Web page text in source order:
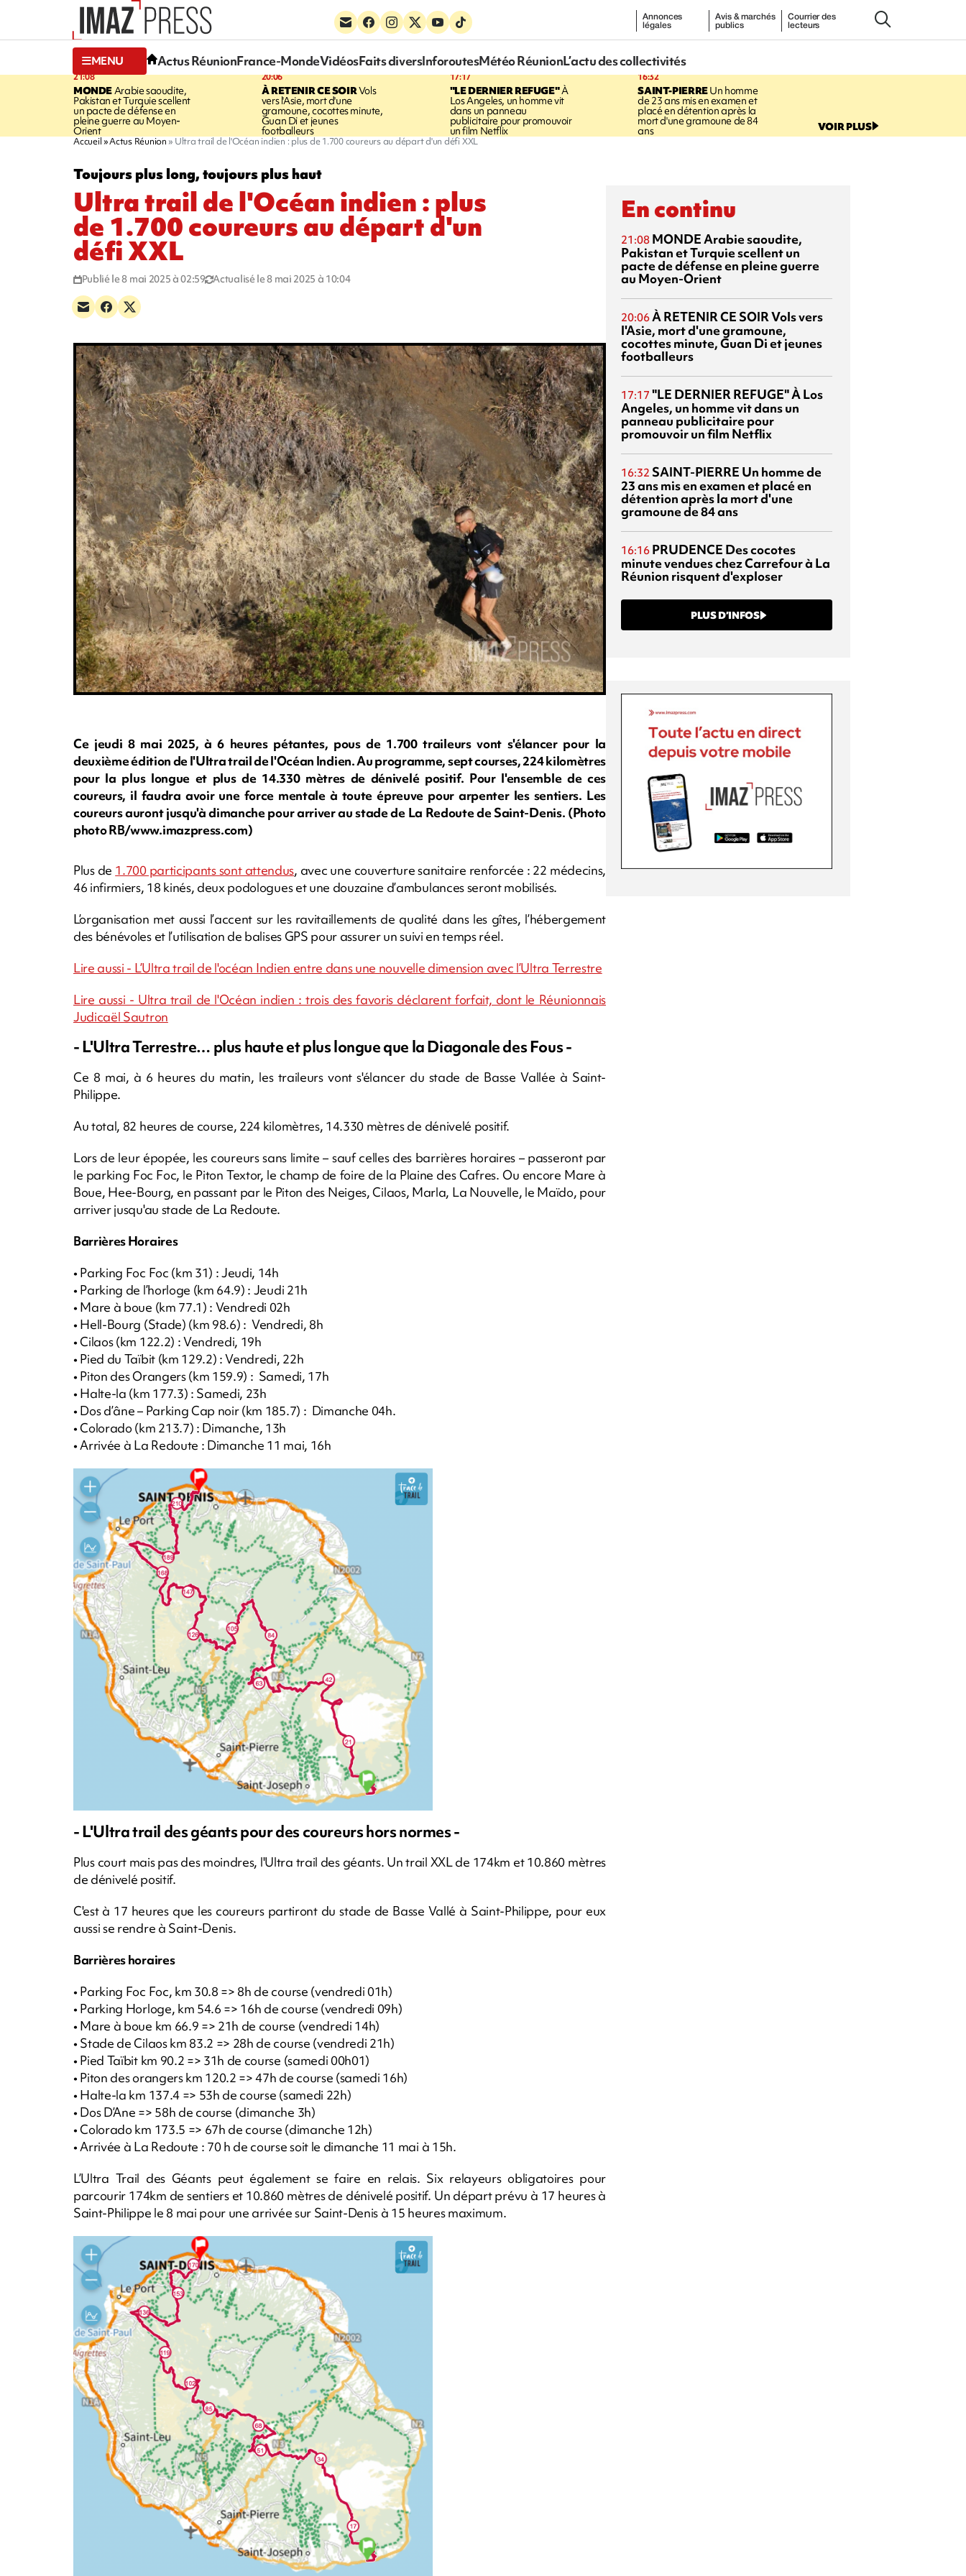
Annonces
légales
Avis & marchés
publics
Courrier des
lecteurs
MENU Actus RéunionFrance-MondeVidéosFaits diversInforoutesMétéo RéunionL’actu des collectivités
21:08
MONDE Arabie saoudite,
Pakistan et Turquie scellent
un pacte de défense en
pleine guerre au Moyen-
Orient
20:06
À RETENIR CE SOIRVols
vers l'Asie, mort d'une
gramoune, cocottes minute,
Guan Di et jeunes
footballeurs
17:17
"LE DERNIER REFUGE"À
Los Angeles, un homme vit
dans un panneau
publicitaire pour promouvoir
un film Netflix
16:32
SAINT-PIERREUn homme
de 23 ans mis en examen et
placé en détention après la
mort d'une gramoune de 84
ans VOIR PLUS
Accueil Actus Réunion Ultra trail de l'Océan indien : plus de 1.700 coureurs au départ d'un défi XXL
Toujours plus long, toujours plus haut
Ultra trail de l'Océan indien : plus
de 1.700 coureurs au départ d'un
défi XXL
Publié le 8 mai 2025 à 02:59 Actualisé le 8 mai 2025 à 10:04
Ce jeudi 8 mai 2025, à 6 heures pétantes, pous de 1.700 traileurs vont s'élancer pour la
deuxième édition de l'Ultra trail de l'Océan Indien. Au programme, sept courses, 224 kilomètres
pour la plus longue et plus de 14.330 mètres de dénivelé positif. Pour l'ensemble de ces
coureurs, il faudra avoir une force mentale à toute épreuve pour arpenter les sentiers. Les
coureurs auront jusqu'à dimanche pour arriver au stade de La Redoute de Saint-Denis. (Photo
photo RB/www.imazpress.com)
Plus de 1.700 participants sont attendus, avec une couverture sanitaire renforcée : 22 médecins,
46 infirmiers, 18 kinés, deux podologues et une douzaine d’ambulances seront mobilisés.
L’organisation met aussi l’accent sur les ravitaillements de qualité dans les gîtes, l’hébergement
des bénévoles et l’utilisation de balises GPS pour assurer un suivi en temps réel.
Lire aussi - L’Ultra trail de l'océan Indien entre dans une nouvelle dimension avec l’Ultra Terrestre
Lire aussi - Ultra trail de l'Océan indien : trois des favoris déclarent forfait, dont le Réunionnais
Judicaël Sautron
- L'Ultra Terrestre… plus haute et plus longue que la Diagonale des Fous -
Ce 8 mai, à 6 heures du matin, les traileurs vont s'élancer du stade de Basse Vallée à Saint-
Philippe.
Au total, 82 heures de course, 224 kilomètres, 14.330 mètres de dénivelé positif.
Lors de leur épopée, les coureurs sans limite – sauf celles des barrières horaires – passeront par
le parking Foc Foc, le Piton Textor, le champ de foire de la Plaine des Cafres. Ou encore Mare à
Boue, Hee-Bourg, en passant par le Piton des Neiges, Cilaos, Marla, La Nouvelle, le Maïdo, pour
arriver jusqu'au stade de La Redoute.
Barrières Horaires
• Parking Foc Foc (km 31) : Jeudi, 14h
• Parking de l’horloge (km 64.9) : Jeudi 21h
• Mare à boue (km 77.1) : Vendredi 02h
• Hell-Bourg (Stade) (km 98.6) : Vendredi, 8h
• Cilaos (km 122.2) : Vendredi, 19h
• Pied du Taïbit (km 129.2) : Vendredi, 22h
• Piton des Orangers (km 159.9) : Samedi, 17h
• Halte-la (km 177.3) : Samedi, 23h
• Dos d’âne – Parking Cap noir (km 185.7) : Dimanche 04h.
• Colorado (km 213.7) : Dimanche, 13h
• Arrivée à La Redoute : Dimanche 11 mai, 16h
- L'Ultra trail des géants pour des coureurs hors normes -
Plus court mais pas des moindres, l'Ultra trail des géants. Un trail XXL de 174km et 10.860 mètres
de dénivelé positif.
C'est à 17 heures que les coureurs partiront du stade de Basse Vallé à Saint-Philippe, pour eux
aussi se rendre à Saint-Denis.
Barrières horaires
• Parking Foc Foc, km 30.8 => 8h de course (vendredi 01h)
• Parking Horloge, km 54.6 => 16h de course (vendredi 09h)
• Mare à boue km 66.9 => 21h de course (vendredi 14h)
• Stade de Cilaos km 83.2 => 28h de course (vendredi 21h)
• Pied Taïbit km 90.2 => 31h de course (samedi 00h01)
• Piton des orangers km 120.2 => 47h de course (samedi 16h)
• Halte-la km 137.4 => 53h de course (samedi 22h)
• Dos D’Ane => 58h de course (dimanche 3h)
• Colorado km 173.5 => 67h de course (dimanche 12h)
• Arrivée à La Redoute : 70 h de course soit le dimanche 11 mai à 15h.
L’Ultra Trail des Géants peut également se faire en relais. Six relayeurs obligatoires pour
parcourir 174km de sentiers et 10.860 mètres de dénivelé positif. Un départ prévu à 17 heures à
Saint-Philippe le 8 mai pour une arrivée sur Saint-Denis à 15 heures maximum.
En continu
21:08 MONDEArabie saoudite,
Pakistan et Turquie scellent un
pacte de défense en pleine guerre
au Moyen-Orient
20:06À RETENIR CE SOIRVols vers
l'Asie, mort d'une gramoune,
cocottes minute, Guan Di et jeunes
footballeurs
17:17 "LE DERNIER REFUGE"À Los
Angeles, un homme vit dans un
panneau publicitaire pour
promouvoir un film Netflix
16:32 SAINT-PIERRE Un homme de
23 ans mis en examen et placé en
détention après la mort d'une
gramoune de 84 ans
16:16 PRUDENCE Des cocotes
minute vendues chez Carrefour à La
Réunion risquent d'exploser
PLUS D’INFOS